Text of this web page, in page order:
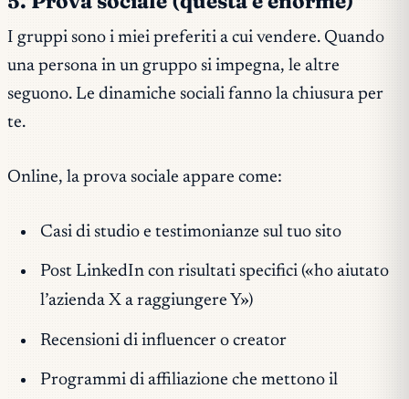
I gruppi sono i miei preferiti a cui vendere. Quando
una persona in un gruppo si impegna, le altre
seguono. Le dinamiche sociali fanno la chiusura per
te.
Online, la prova sociale appare come:
Casi di studio e testimonianze sul tuo sito
Post LinkedIn con risultati specifici («ho aiutato
l’azienda X a raggiungere Y»)
Recensioni di influencer o creator
Programmi di affiliazione che mettono il